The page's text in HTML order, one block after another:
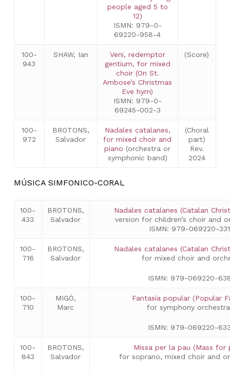
people aged 5 to
12)
ISMN: 979-0-
69220-958-4
100-
943
SHAW, Ian
Veni, redemptor
gentium, for mixed
choir (On St.
Ambose’s Christmas
Eve hym)
ISMN: 979-0-
69245-002-3
(Score)
100-
972
BROTONS,
Salvador
Nadales catalanes,
for mixed choir and
piano (orchestra or
symphonic band)
(Choral
part)
Rev.
2024
MÚSICA SIMFONICO-CORAL
100-
433
BROTONS,
Salvador
Nadales catalanes (Catalan
version for children’s choir and
ISMN: 979-069220-
100-
716
BROTONS,
Salvador
Nadales catalanes (Catalan
for mixed choir and
ISMN: 979-069220-
100-
710
MIGÓ,
Marc
Fantasia popular (Popular
for symphony
ISMN: 979-069220-
100-
843
BROTONS,
Salvador
Missa per la pau (Mass for
for soprano, mixed choir and